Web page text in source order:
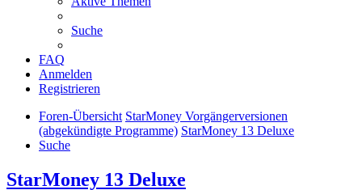
Suche
FAQ
Anmelden
Registrieren
Foren-Übersicht StarMoney Vorgängerversionen
(abgekündigte Programme) StarMoney 13 Deluxe
Suche
StarMoney 13 Deluxe